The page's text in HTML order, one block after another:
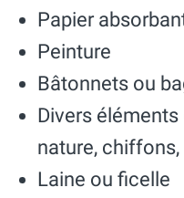
Papier
Peinture
Bâtonnets ou
Divers
nature,
Laine ou ficelle